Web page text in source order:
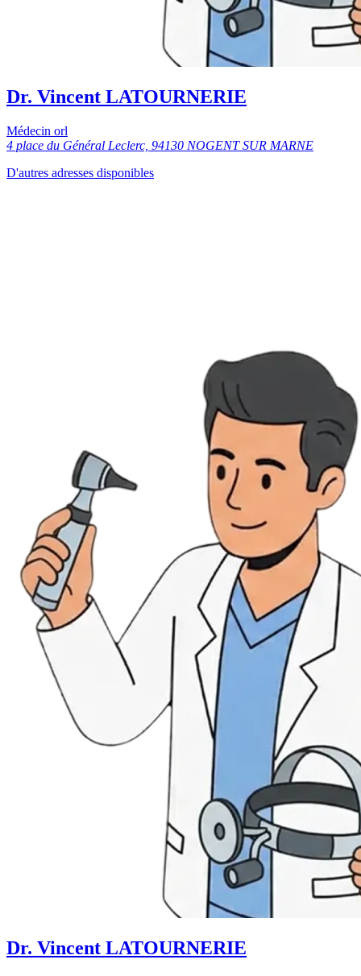
Dr. Vincent LATOURNERIE
Médecin orl
4 place du Général Leclerc, 94130 NOGENT SUR MARNE
D'autres adresses disponibles
Dr. Vincent LATOURNERIE